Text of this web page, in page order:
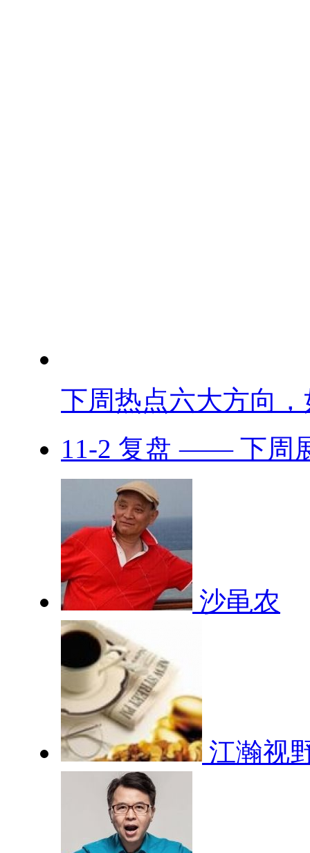
下周热点六大方向，
11-2 复盘 —— 下周
沙黾农
江瀚视